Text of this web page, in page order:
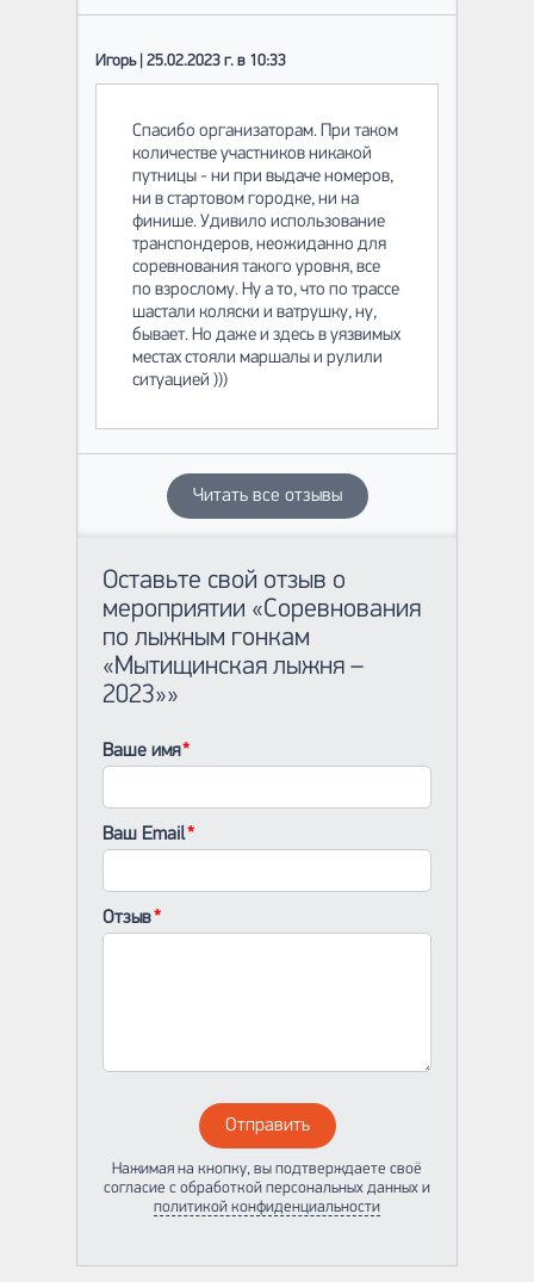
Игорь | 25.02.2023 г. в 10:33
Спасибо организаторам. При таком
количестве участников никакой
путницы - ни при выдаче номеров,
ни в стартовом городке, ни на
финише. Удивило использование
транспондеров, неожиданно для
соревнования такого уровня, все
по взрослому. Ну а то, что по трассе
шастали коляски и ватрушку, ну,
бывает. Но даже и здесь в уязвимых
местах стояли маршалы и рулили
ситуацией )))
Читать все отзывы
Оставьте свой отзыв о
мероприятии «Соревнования
по лыжным гонкам
«Мытищинская лыжня –
2023»»
Ваше имя
Ваш Email
Отзыв
Отправить
Нажимая на кнопку, вы подтверждаете своё
согласие с обработкой персональных данных и
политикой конфиденциальности